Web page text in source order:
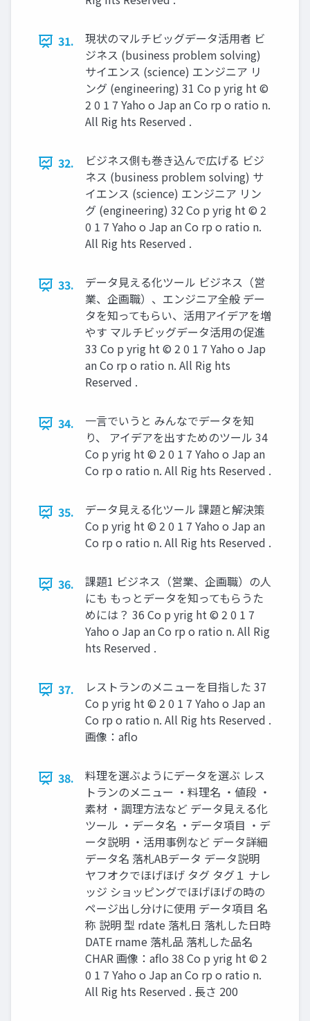
31.
現状のマルチビッグデータ活用者 ビ
ジネス (business problem solving)
サイエンス (science) エンジニア リ
ング (engineering) 31 Co p yrig ht ©
2 0 1 7 Yaho o Jap an Co rp o ratio n.
All Rig hts Reserved .
32.
ビジネス側も巻き込んで広げる ビジ
ネス (business problem solving) サ
イエンス (science) エンジニア リン
グ (engineering) 32 Co p yrig ht © 2
0 1 7 Yaho o Jap an Co rp o ratio n.
All Rig hts Reserved .
33.
データ見える化ツール ビジネス（営
業、企画職）、エンジニア全般 デー
タを知ってもらい、活用アイデアを増
やす マルチビッグデータ活用の促進
33 Co p yrig ht © 2 0 1 7 Yaho o Jap
an Co rp o ratio n. All Rig hts
Reserved .
34.
一言でいうと みんなでデータを知
り、 アイデアを出すためのツール 34
Co p yrig ht © 2 0 1 7 Yaho o Jap an
Co rp o ratio n. All Rig hts Reserved .
35.
データ見える化ツール 課題と解決策
Co p yrig ht © 2 0 1 7 Yaho o Jap an
Co rp o ratio n. All Rig hts Reserved .
36.
課題1 ビジネス（営業、企画職）の人
にも もっとデータを知ってもらうた
めには？ 36 Co p yrig ht © 2 0 1 7
Yaho o Jap an Co rp o ratio n. All Rig
hts Reserved .
37.
レストランのメニューを目指した 37
Co p yrig ht © 2 0 1 7 Yaho o Jap an
Co rp o ratio n. All Rig hts Reserved .
画像：aflo
38.
料理を選ぶようにデータを選ぶ レス
トランのメニュー ・料理名 ・値段 ・
素材 ・調理方法など データ見える化
ツール ・データ名 ・データ項目 ・デ
ータ説明 ・活用事例など データ詳細
データ名 落札ABデータ データ説明
ヤフオクでほげほげ タグ タグ１ ナレ
ッジ ショッピングでほげほげの時の
ページ出し分けに使用 データ項目 名
称 説明 型 rdate 落札日 落札した日時
DATE rname 落札品 落札した品名
CHAR 画像：aflo 38 Co p yrig ht © 2
0 1 7 Yaho o Jap an Co rp o ratio n.
All Rig hts Reserved . 長さ 200